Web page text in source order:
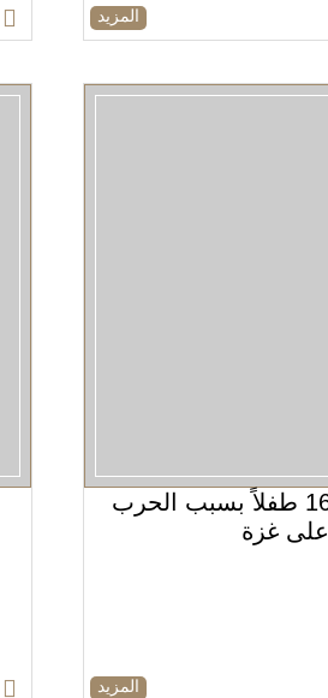
المزيد
الجوع يحصد 16 طفلاً بسبب الحرب
على غزة
المزيد